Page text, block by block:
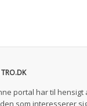
portal har til
som interesserer